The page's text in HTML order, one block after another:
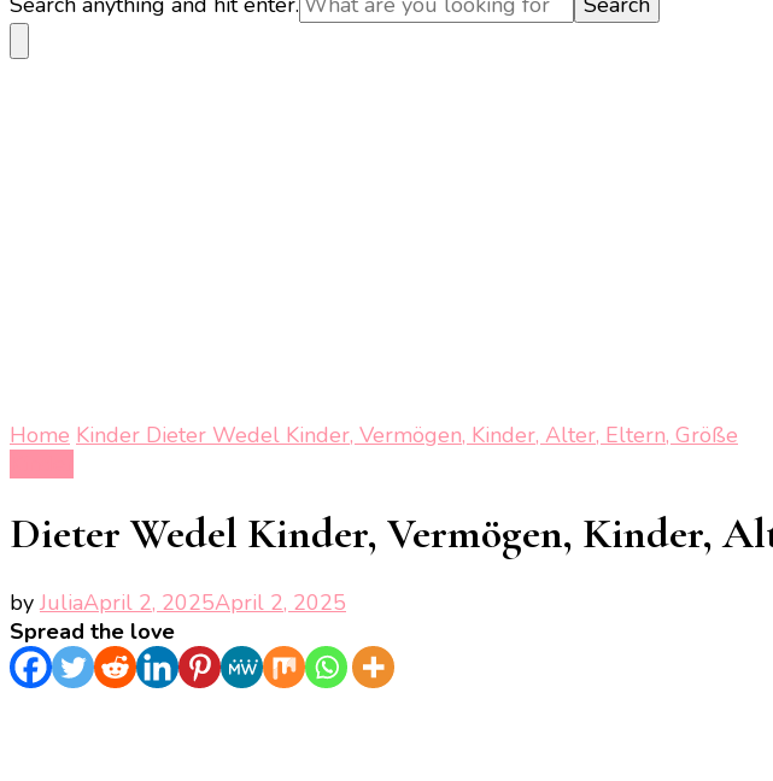
for
Something?
Home Kinder Dieter Wedel Kinder, Vermögen, Kinder, Alter, Eltern, Größe
Dieter Wedel Kinder, Vermögen, Kinder,
byJuliaApril 2, 2025April 2, 2025
Spread the love